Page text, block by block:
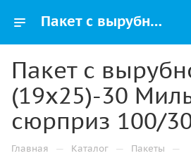
Пакет с вырубной ручкой (19х25)-30 Милый сюрприз 100/3000 купить в Санкт-Петербурге с доставкой оптом и в розницу
Пакет с
(19х25)-30
сюрприз 100/
Главная — Каталог — Пакеты —